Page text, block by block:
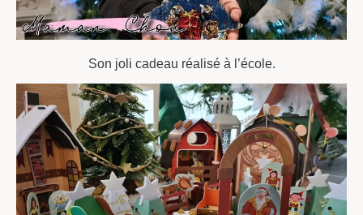
Son joli cadeau réalisé à l’école.